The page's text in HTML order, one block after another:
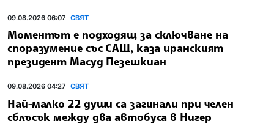
09.08.2026 06:07 СВЯТ
Моментът е подходящ за сключване на
споразумение със САЩ, каза иранският
президент Масуд Пезешкиан
09.08.2026 04:27 СВЯТ
Най-малко 22 души са загинали при челен
сблъсък между два автобуса в Нигер